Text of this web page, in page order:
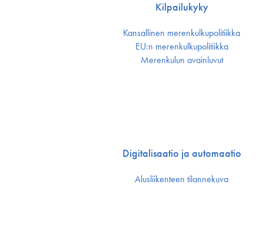
Kilpailukyky
Kansallinen merenkulku­politiikka
EU:n merenkulku­politiikka
Merenkulun avainluvut
Digitalisaatio ja automaatio
Alusliikenteen tilannekuva